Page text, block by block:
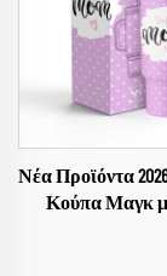
Νέα Προϊόντα 2026
Κούπα Μαγκ